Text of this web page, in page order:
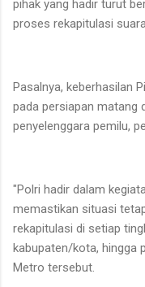
pihak yang hadir turut
proses rekapitulasi
Pasalnya, keberhasilan
pada persiapan matang
penyelenggara pemilu,
"Polri hadir dalam
memastikan situasi
rekapitulasi di setiap
kabupaten/kota, hingga
Metro tersebut.